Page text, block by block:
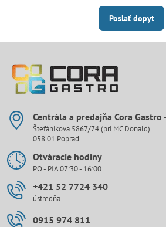
Poslať dopyt
Centrála a predajňa Cora Gastro
Štefánikova 5867/74 (pri MC Donald)
058 01 Poprad
Otváracie hodiny
PO - PIA 07:30 - 16:00
+421 52 7724 340
ústredňa
0915 974 811